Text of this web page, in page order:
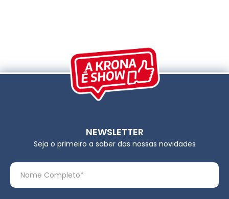
NEWSLETTER
Seja o primeiro a saber das nossas novidades